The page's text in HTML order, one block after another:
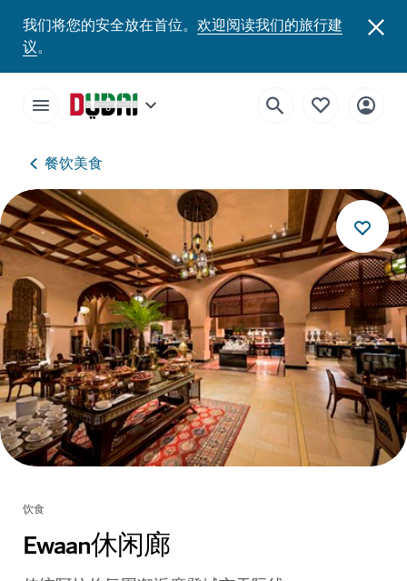
我们将您的安全放在首位。 欢迎阅读我们的旅行建
议。
餐饮美食
饮食
Ewaan休闲廊